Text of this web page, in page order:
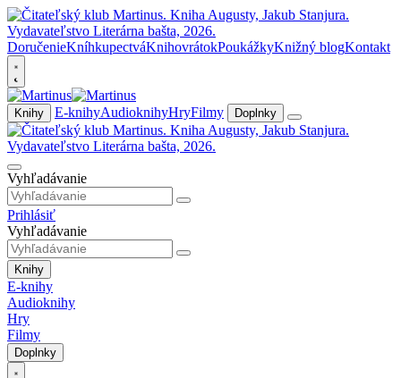
DoručenieKníhkupectváKnihovrátokPoukážkyKnižný blogKontakt
Knihy E-knihyAudioknihyHryFilmy Doplnky
Vyhľadávanie
Prihlásiť
Vyhľadávanie
Knihy
E-knihy
Audioknihy
Hry
Filmy
Doplnky